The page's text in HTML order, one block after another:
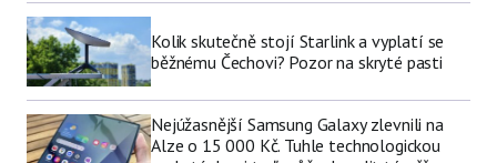
Kolik skutečně stojí Starlink a vyplatí se
běžnému Čechovi? Pozor na skryté pasti
Nejúžasnější Samsung Galaxy zlevnili na
Alze o 15 000 Kč. Tuhle technologickou